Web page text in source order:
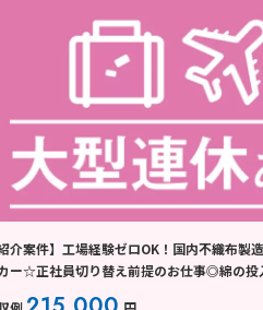
紹介案件】工場経験ゼロOK！国内不織布製
ー☆正社員切り替え前提のお仕事◎綿の